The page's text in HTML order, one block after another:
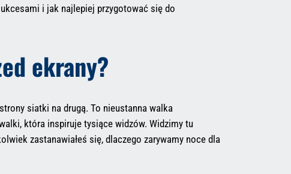
i jak najlepiej przygotować się do
ekrany?
siatki na drugą. To nieustanna walka
która inspiruje tysiące widzów. Widzimy tu
zastanawiałeś się, dlaczego zarywamy noce dla